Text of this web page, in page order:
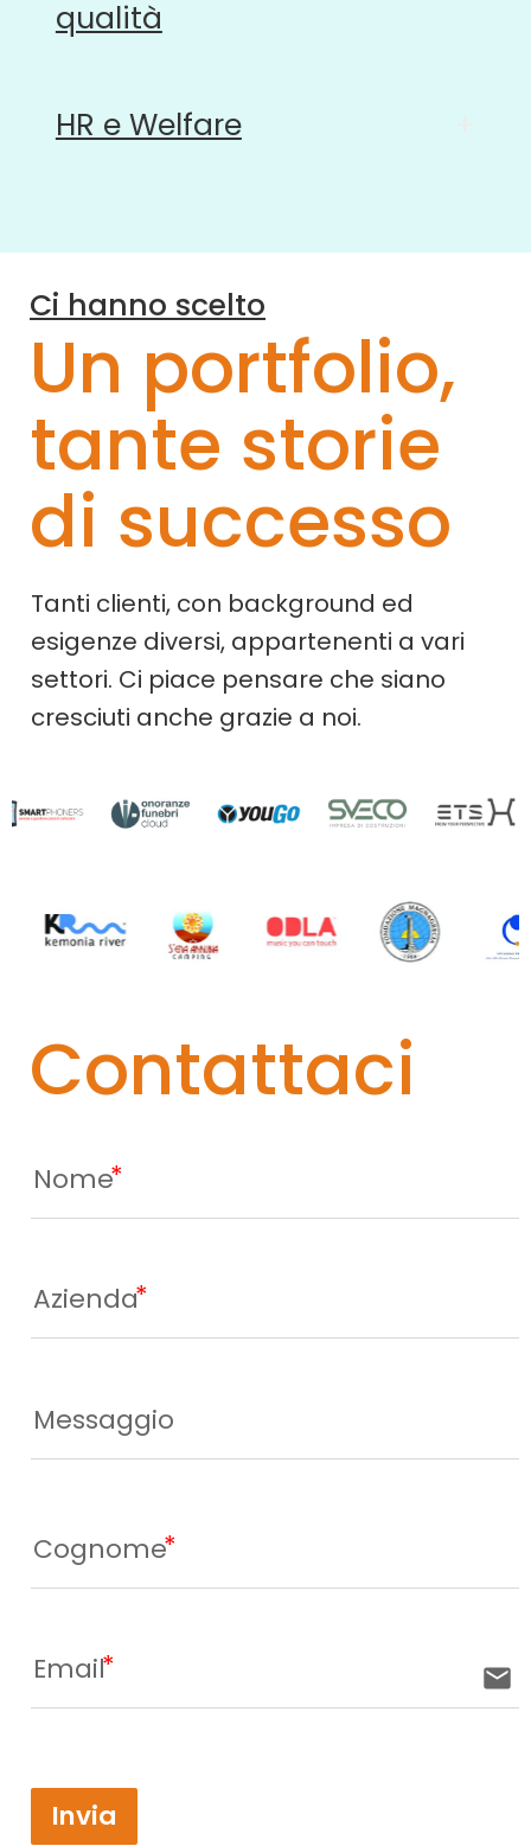
qualità
HR e Welfare
Ci hanno scelto
Un portfolio,
tante storie
di successo
Tanti clienti, con background ed
esigenze diversi, appartenenti a vari
settori. Ci piace pensare che siano
cresciuti anche grazie a noi.
Contattaci
Nome
Azienda
Messaggio
Cognome
Email email
Invia